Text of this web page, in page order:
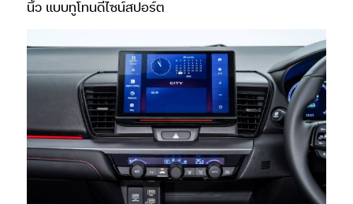
นิ้ว แบบทูโทนดีไซน์สปอร์ต